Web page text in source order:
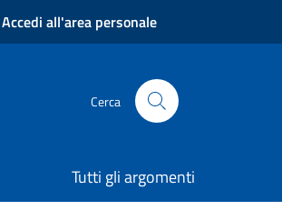
Accedi all'area personale
Cerca
Tutti gli argomenti